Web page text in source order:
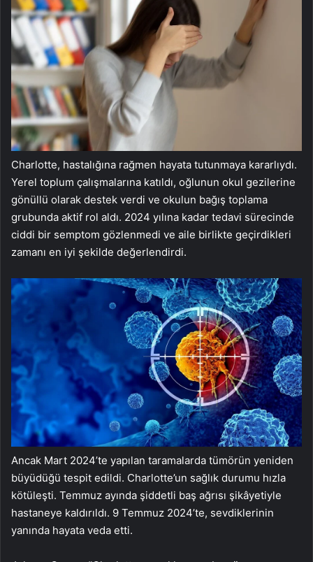
Charlotte, hastalığına rağmen hayata tutunmaya kararlıydı.
Yerel toplum çalışmalarına katıldı, oğlunun okul gezilerine
gönüllü olarak destek verdi ve okulun bağış toplama
grubunda aktif rol aldı. 2024 yılına kadar tedavi sürecinde
ciddi bir semptom gözlenmedi ve aile birlikte geçirdikleri
zamanı en iyi şekilde değerlendirdi.
Ancak Mart 2024’te yapılan taramalarda tümörün yeniden
büyüdüğü tespit edildi. Charlotte’un sağlık durumu hızla
kötüleşti. Temmuz ayında şiddetli baş ağrısı şikâyetiyle
hastaneye kaldırıldı. 9 Temmuz 2024’te, sevdiklerinin
yanında hayata veda etti.